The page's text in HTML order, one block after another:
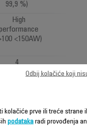
99,9 %)
High
performance
<150AW)
4
kolačiće prve ili treće strane
podataka radi provođenja
Odbij kolačiće koji